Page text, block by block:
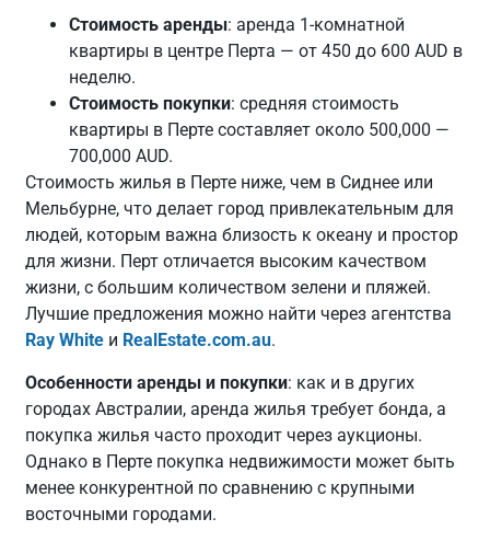
Стоимость аренды: аренда 1-комнатной
квартиры в центре Перта — от 450 до 600 AUD в
неделю.
Стоимость покупки: средняя стоимость
квартиры в Перте составляет около 500,000 —
700,000 AUD.
Стоимость жилья в Перте ниже, чем в Сиднее или
Мельбурне, что делает город привлекательным для
людей, которым важна близость к океану и простор
для жизни. Перт отличается высоким качеством
жизни, с большим количеством зелени и пляжей.
Лучшие предложения можно найти через агентства
Ray White и RealEstate.com.au.
Особенности аренды и покупки: как и в других
городах Австралии, аренда жилья требует бонда, а
покупка жилья часто проходит через аукционы.
Однако в Перте покупка недвижимости может быть
менее конкурентной по сравнению с крупными
восточными городами.